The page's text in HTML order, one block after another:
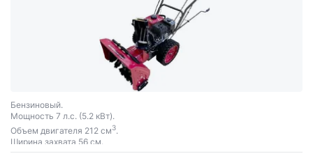
Бензиновый.
Мощность 7 л.с. (5.2 кВт).
Объем двигателя 212 см3.
Ширина захвата 56 см.